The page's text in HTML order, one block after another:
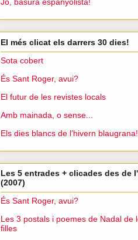
Jo, basura espanyolista!
El més clicat els darrers 30 dies!
Sota cobert
És Sant Roger, avui?
El futur de les revistes locals
Amb mainada, o sense...
Els dies blancs de l'hivern blaugrana!
Les 5 entrades + clicades des de
(2007)
És Sant Roger, avui?
Les 3 postals i poemes de Nadal de
filles